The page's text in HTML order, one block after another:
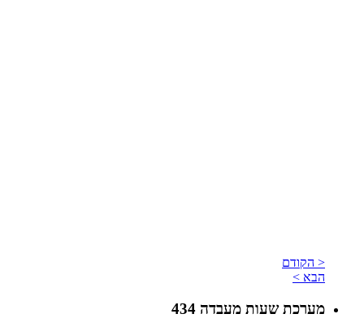
< הקודם
הבא >
מערכת שעות מעבדה 434